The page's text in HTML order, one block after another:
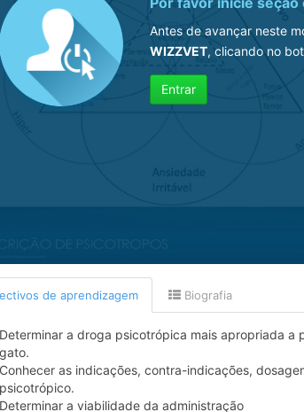
Antes de avançar neste
WIZZVET, clicando no
Entrar
de aprendizagem Biografia
Determinar a droga psicotrópica mais apropriada a
gato.
Conhecer as indicações, contra-indicações,
psicotrópico.
Determinar a viabilidade da administração